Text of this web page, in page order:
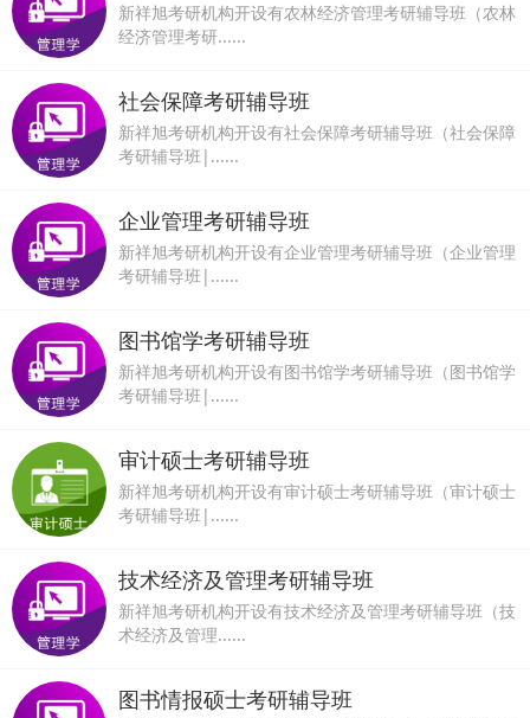
新祥旭考研机构开设有农林经济管理考研辅导班（农林
经济管理考研......
社会保障考研辅导班
新祥旭考研机构开设有社会保障考研辅导班（社会保障
考研辅导班|......
企业管理考研辅导班
新祥旭考研机构开设有企业管理考研辅导班（企业管理
考研辅导班|......
图书馆学考研辅导班
新祥旭考研机构开设有图书馆学考研辅导班（图书馆学
考研辅导班|......
审计硕士考研辅导班
新祥旭考研机构开设有审计硕士考研辅导班（审计硕士
考研辅导班|......
技术经济及管理考研辅导班
新祥旭考研机构开设有技术经济及管理考研辅导班（技
术经济及管理......
图书情报硕士考研辅导班